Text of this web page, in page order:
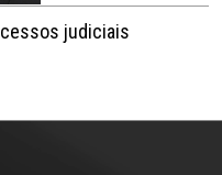
judiciais